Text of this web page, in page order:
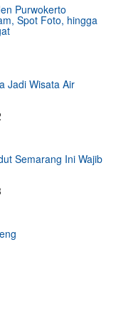
Purwokerto
Spot Foto, hingga
Jadi Wisata Air
Semarang Ini Wajib